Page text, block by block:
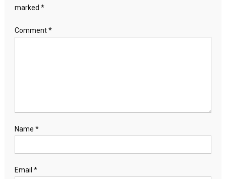
marked *
Comment*
Name *
Email *